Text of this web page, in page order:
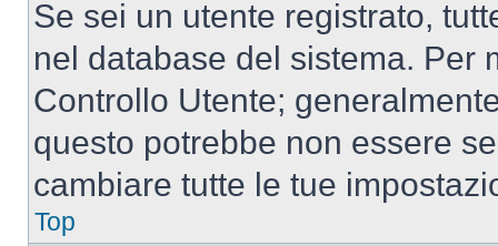
Se sei un utente registrato,
nel database del sistema. Per
Controllo Utente;
questo potrebbe non essere
cambiare tutte le tue
Top